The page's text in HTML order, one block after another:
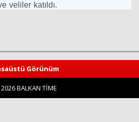
veliler katıldı.
Görünüm
BALKAN TİME